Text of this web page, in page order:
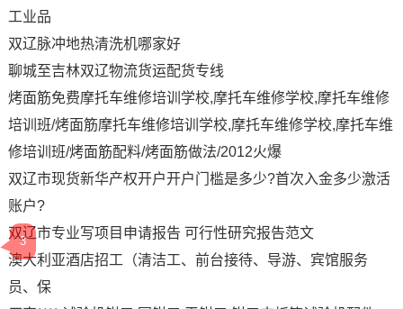
工业品
双辽脉冲地热清洗机哪家好
聊城至吉林双辽物流货运配货专线
烤面筋免费摩托车维修培训学校,摩托车维修学校,摩托车维修
培训班/烤面筋摩托车维修培训学校,摩托车维修学校,摩托车维
修培训班/烤面筋配料/烤面筋做法/2012火爆
双辽市现货新华产权开户开户门槛是多少?首次入金多少激活
账户?
双辽市专业写项目申请报告 可行性研究报告范文
澳大利亚酒店招工（清洁工、前台接待、导游、宾馆服务
员、保
3